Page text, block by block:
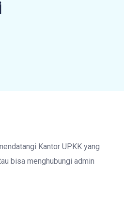
Kantor UPKK yang
bisa menghubungi admin